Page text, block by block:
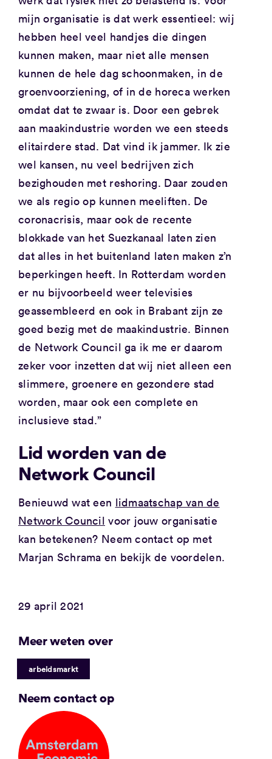
mijn organisatie is dat werk essentieel: wij
hebben heel veel handjes die dingen
kunnen maken, maar niet alle mensen
kunnen de hele dag schoonmaken, in de
groenvoorziening, of in de horeca werken
omdat dat te zwaar is. Door een gebrek
aan maakindustrie worden we een steeds
elitairdere stad. Dat vind ik jammer. Ik zie
wel kansen, nu veel bedrijven zich
bezighouden met reshoring. Daar zouden
we als regio op kunnen meeliften. De
coronacrisis, maar ook de recente
blokkade van het Suezkanaal laten zien
dat alles in het buitenland laten maken z’n
beperkingen heeft. In Rotterdam worden
er nu bijvoorbeeld weer televisies
geassembleerd en ook in Brabant zijn ze
goed bezig met de maakindustrie. Binnen
de Network Council ga ik me er daarom
zeker voor inzetten dat wij niet alleen een
slimmere, groenere en gezondere stad
worden, maar ook een complete en
inclusieve stad.”
Lid worden van de
Network Council
Benieuwd wat een lidmaatschap van de
Network Council voor jouw organisatie
kan betekenen? Neem contact op met
Marjan Schrama en bekijk de voordelen.
29 april 2021
Meer weten over
arbeidsmarkt
Neem contact op